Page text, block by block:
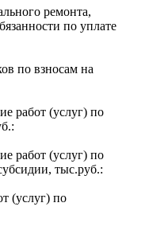
ремонта,
по уплате
по взносам на
работ (услуг) по
работ (услуг) по
тыс.руб.:
(услуг) по